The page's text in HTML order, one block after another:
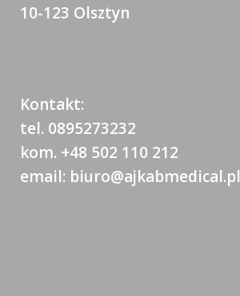
10-123 Olsztyn
Kontakt:
tel. 0895273232
kom. +48 502 110 212
email: biuro@ajkabmedical.pl